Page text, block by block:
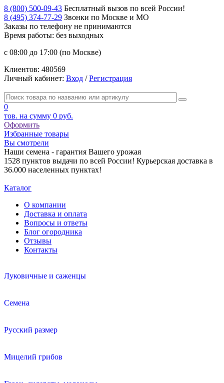
8 (800) 500-09-43 Бесплатный вызов по всей России!
8 (495) 374-77-29 Звонки по Москве и МО
Заказы по телефону не принимаются
Время работы: без выходных
с 08:00 до 17:00 (по Москве)
Клиентов: 480569
Личный кабинет: Вход /Регистрация
0
тов. на сумму 0 руб.
Оформить
Избранные товары
Вы смотрели
Наши семена - гарантия Вашего урожая
1528 пунктов выдачи по всей России! Курьерская доставка в
36.000 населенных пунктах!
Каталог
О компании
Доставка и оплата
Вопросы и ответы
Блог огородника
Отзывы
Контакты
Луковичные и саженцы
Семена
Русский размер
Мицелий грибов